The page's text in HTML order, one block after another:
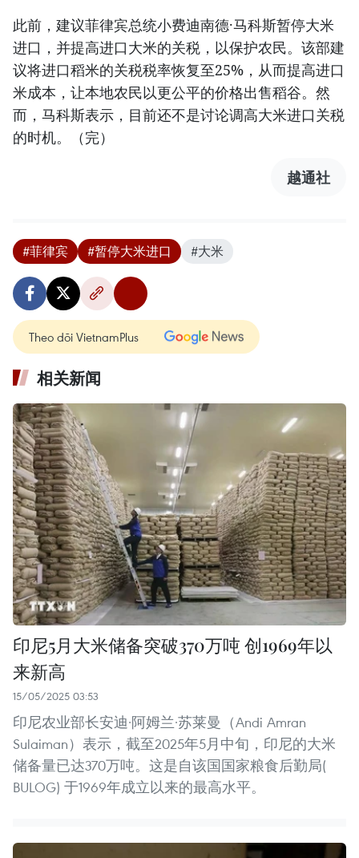
此前，建议菲律宾总统小费迪南德·马科斯暂停大米
进口，并提高进口大米的关税，以保护农民。该部建
议将进口稻米的关税税率恢复至25%，从而提高进口
米成本，让本地农民以更公平的价格出售稻谷。然
而，马科斯表示，目前还不是讨论调高大米进口关税
的时机。（完）
越通社
#菲律宾 #暂停大米进口 #大米
Theo dõi VietnamPlus
相关新闻
印尼5月大米储备突破370万吨 创1969年以
来新高
15/05/2025 03:53
印尼农业部长安迪·阿姆兰·苏莱曼（Andi Amran
Sulaiman）表示，截至2025年5月中旬，印尼的大米
储备量已达370万吨。这是自该国国家粮食后勤局(
BULOG) 于1969年成立以来的最高水平。